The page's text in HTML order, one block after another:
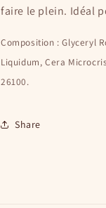
faire le plein. Idéal
Composition : Glyceryl
Liquidum, Cera
26100.
Share